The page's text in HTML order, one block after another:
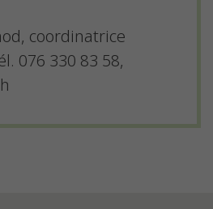
coordinatrice
076 330 83 58,